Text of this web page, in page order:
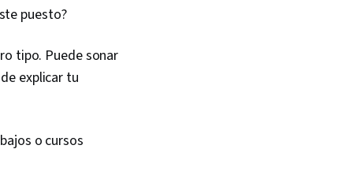
Cross
Centered Design,
Analysis,
Documents,
puesto?
tipo. Puede sonar
explicar tu
o cursos